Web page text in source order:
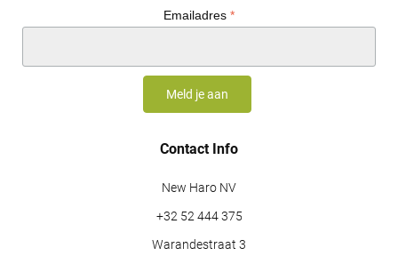
Emailadres *
Contact Info
New Haro NV
+32 52 444 375
Warandestraat 3